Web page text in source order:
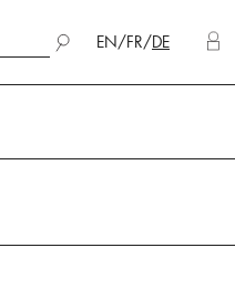
EN/FR/DE